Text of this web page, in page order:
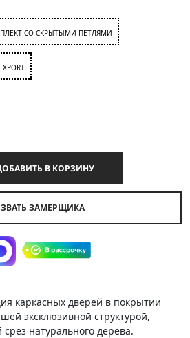
СО СКРЫТЫМИ ПЕТЛЯМИ
В КОРЗИНУ
ЗАМЕРЩИКА
каркасных дверей в покрытии
эксклюзивной структурой,
натурального дерева.